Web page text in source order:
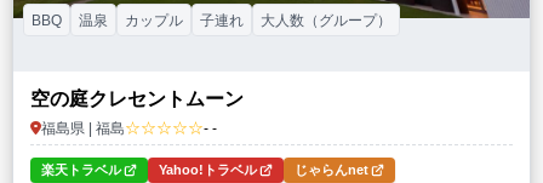
空の庭クレセントムーン
福島県 | 福島☆☆☆☆☆- -
BBQ 温泉 カップル 子連れ 大人数（グループ）
楽天トラベル Yahoo!トラベル じゃらんnet